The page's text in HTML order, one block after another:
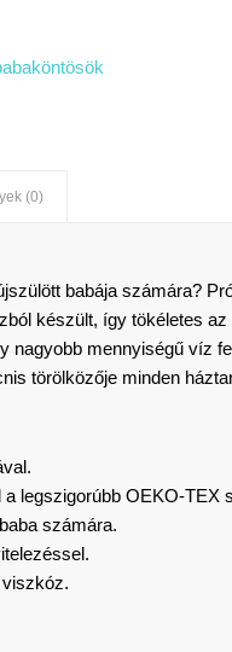
(0)
babája számára?
készült, így tökéletes
nagyobb mennyiségű víz
törölközője minden
legszigorúbb OEKO-TEX
számára.